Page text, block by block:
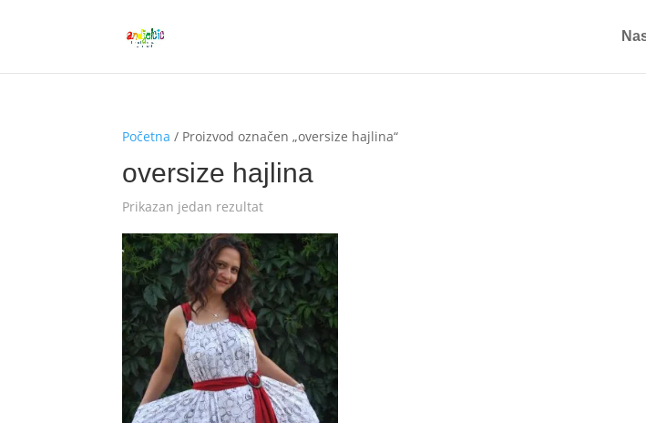
Početna / Proizvod označen „oversize hajlina“
oversize hajlina
Prikazan jedan rezultat